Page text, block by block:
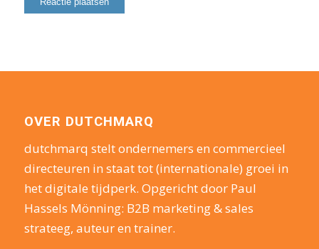
OVER DUTCHMARQ
dutchmarq stelt ondernemers en commercieel
directeuren in staat tot (internationale) groei in
het digitale tijdperk. Opgericht door Paul
Hassels Mönning: B2B marketing & sales
strateeg, auteur en trainer.